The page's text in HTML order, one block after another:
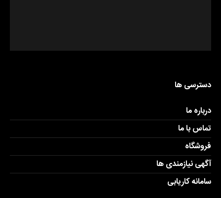
دسترسی ها
درباره ما
تماس با ما
فروشگاه
آگهی نیازمندی ها
سامانه کاریابی